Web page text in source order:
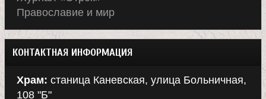
Православие и мир
КОНТАКТНАЯ ИНФОРМАЦИЯ
Храм: станица Каневская, улица Больничная,
108 "Б"